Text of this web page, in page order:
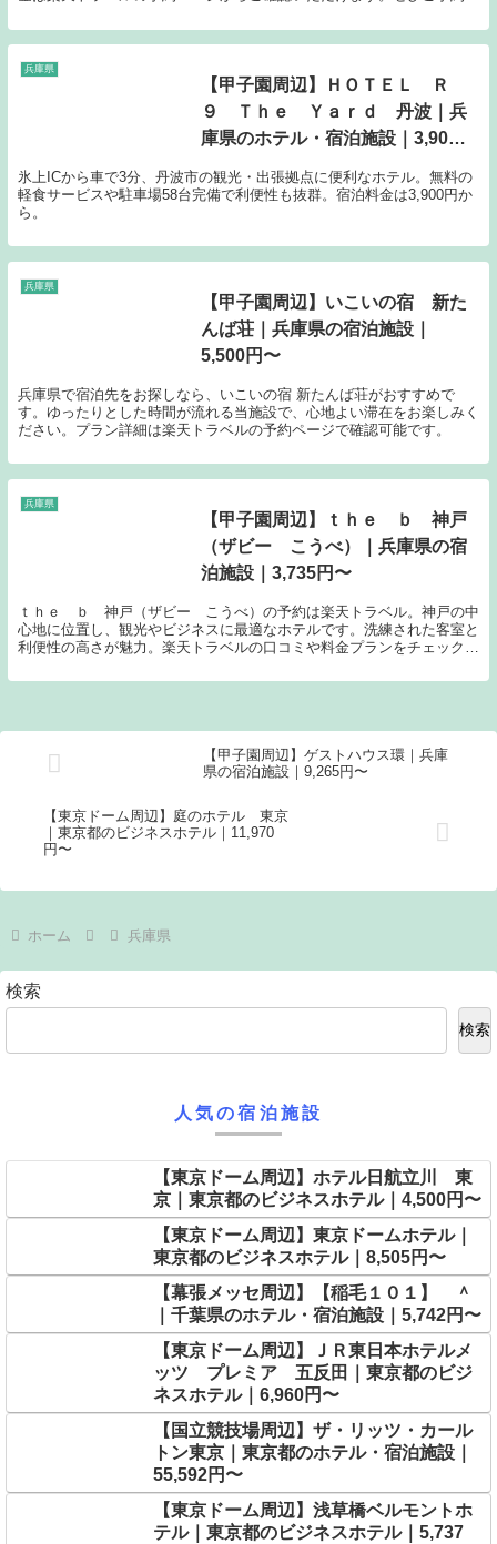
兵庫県
【甲子園周辺】ＨＯＴＥＬ Ｒ
９ Ｔｈｅ Ｙａｒｄ 丹波｜兵
庫県のホテル・宿泊施設｜3,900
氷上ICから車で3分、丹波市の観光・出張拠点に便利なホテル。無料の
軽食サービスや駐車場58台完備で利便性も抜群。宿泊料金は3,900円か
ら。
兵庫県
【甲子園周辺】いこいの宿 新た
んば荘｜兵庫県の宿泊施設｜
5,500円〜
兵庫県で宿泊先をお探しなら、いこいの宿 新たんば荘がおすすめで
す。ゆったりとした時間が流れる当施設で、心地よい滞在をお楽しみく
ださい。プラン詳細は楽天トラベルの予約ページで確認可能です。
兵庫県
【甲子園周辺】ｔｈｅ ｂ 神戸
（ザビー こうべ）｜兵庫県の宿
泊施設｜3,735円〜
ｔｈｅ ｂ 神戸（ザビー こうべ）の予約は楽天トラベル。神戸の中
心地に位置し、観光やビジネスに最適なホテルです。洗練された客室と
利便性の高さが魅力。楽天トラベルの口コミや料金プランをチェックし
【甲子園周辺】ゲストハウス環｜兵庫
県の宿泊施設｜9,265円〜
【東京ドーム周辺】庭のホテル 東京
｜東京都のビジネスホテル｜11,970
円〜
ホーム 兵庫県
検索
検索
人気の宿泊施設
【東京ドーム周辺】ホテル日航立川 東
京｜東京都のビジネスホテル｜4,500円〜
【東京ドーム周辺】東京ドームホテル｜
東京都のビジネスホテル｜8,505円〜
【幕張メッセ周辺】【稲毛１０１】 ＾
｜千葉県のホテル・宿泊施設｜5,742円〜
【東京ドーム周辺】ＪＲ東日本ホテルメ
ッツ プレミア 五反田｜東京都のビジ
ネスホテル｜6,960円〜
【国立競技場周辺】ザ・リッツ・カール
トン東京｜東京都のホテル・宿泊施設｜
55,592円〜
【東京ドーム周辺】浅草橋ベルモントホ
テル｜東京都のビジネスホテル｜5,737